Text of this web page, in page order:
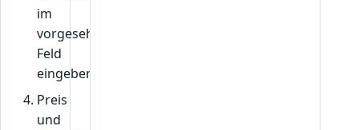
im
vorgesehenen
Feld
eingeben.
Preis
und